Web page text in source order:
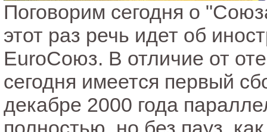
Поговорим сегодня о
этот раз речь идет об
EuroСоюз. В отличие от
сегодня имеется первый
декабре 2000 года